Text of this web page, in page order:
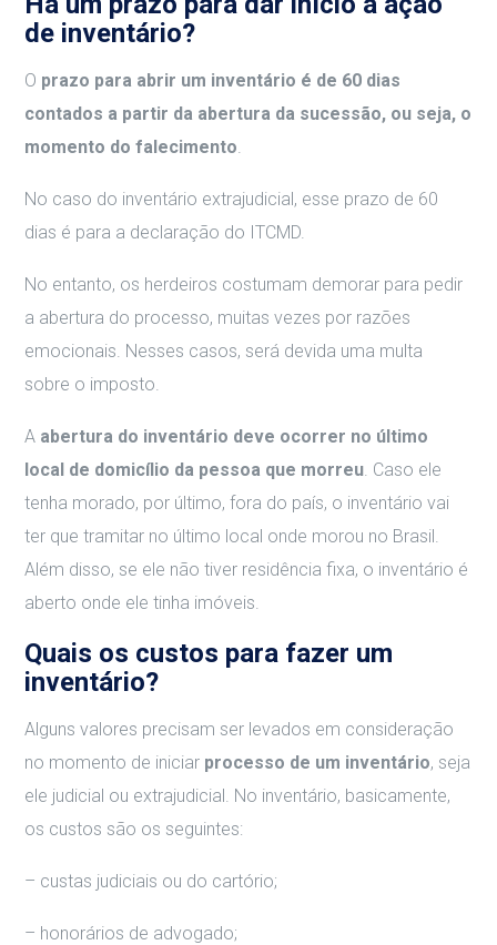
de inventário?
O prazo para abrir um inventário é de 60 dias
contados a partir da abertura da sucessão, ou seja, o
momento do falecimento.
No caso do inventário extrajudicial, esse prazo de 60
dias é para a declaração do ITCMD.
No entanto, os herdeiros costumam demorar para pedir
a abertura do processo, muitas vezes por razões
emocionais. Nesses casos, será devida uma multa
sobre o imposto.
A abertura do inventário deve ocorrer no último
local de domicílio da pessoa que morreu. Caso ele
tenha morado, por último, fora do país, o inventário vai
ter que tramitar no último local onde morou no Brasil.
Além disso, se ele não tiver residência fixa, o inventário é
aberto onde ele tinha imóveis.
Quais os custos para fazer um
inventário?
Alguns valores precisam ser levados em consideração
no momento de iniciar processo de um inventário, seja
ele judicial ou extrajudicial. No inventário, basicamente,
os custos são os seguintes:
– custas judiciais ou do cartório;
– honorários de advogado;